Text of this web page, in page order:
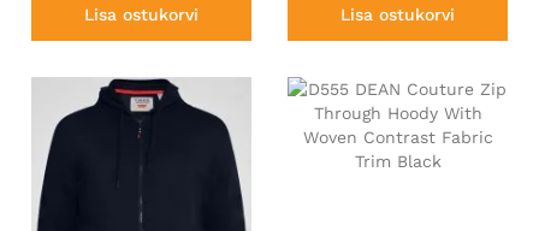
Lisa ostukorvi Lisa ostukorvi